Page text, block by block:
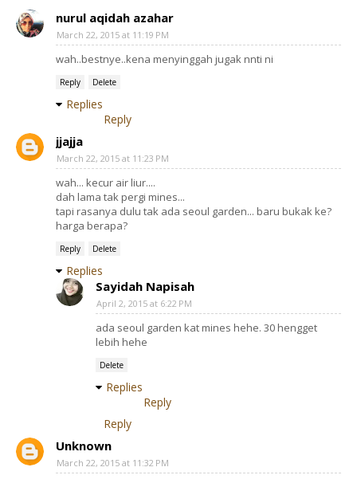
nurul aqidah azahar
March 22, 2015 at 11:19 PM
wah..bestnye..kena menyinggah jugak nnti ni
Reply Delete
Replies
Reply
jjajja
March 22, 2015 at 11:23 PM
wah... kecur air liur....
dah lama tak pergi mines...
tapi rasanya dulu tak ada seoul garden... baru bukak ke?
harga berapa?
Reply Delete
Replies
Sayidah Napisah
April 2, 2015 at 6:22 PM
ada seoul garden kat mines hehe. 30 hengget
lebih hehe
Delete
Replies
Reply
Reply
Unknown
March 22, 2015 at 11:32 PM